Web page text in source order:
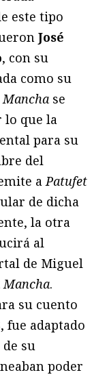
este tipo
José
, con su
como su
se
lo que la
para su
del
a Patufet
de dicha
la otra
al
de Miguel
Mancha.
su cuento
fue adaptado
su
poder